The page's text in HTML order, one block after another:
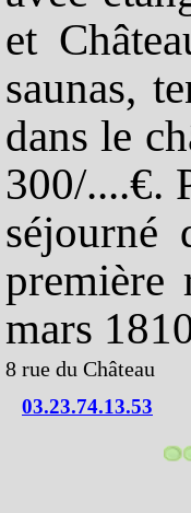
et
saunas,
dans le
300/....€.
séjourné
première
mars
8 rue du Château
03.23.74.13.53